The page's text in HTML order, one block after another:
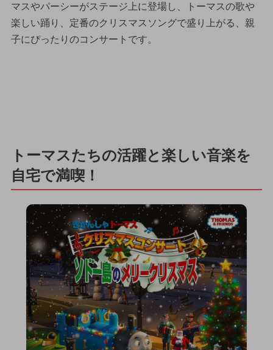
マスやパーシーがステージ上に登場し、トーマスの歌や
楽しい踊り、定番のクリスマスソングで盛り上がる、親
子にぴったりのコンサートです。
トーマスたちの活躍と楽しい音楽を
自宅で満喫！